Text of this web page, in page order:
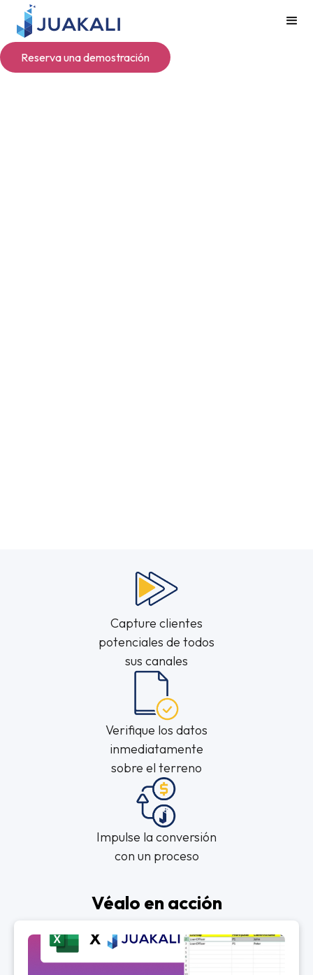
Reserva una demostración
Capture clientes
potenciales de todos
sus canales
Verifique los datos
inmediatamente
sobre el terreno
Impulse la conversión
con un proceso
Véalo en acción